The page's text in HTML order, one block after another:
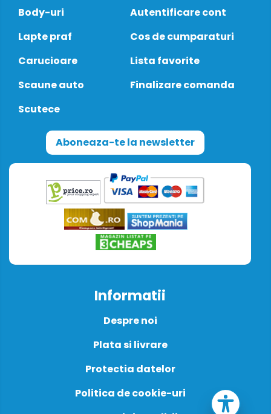
Body-uri
Lapte praf
Carucioare
Scaune auto
Scutece
Autentificare cont
Cos de cumparaturi
Lista favorite
Finalizare comanda
Aboneaza-te la newsletter
Informatii
Despre noi
Plata si livrare
Protectia datelor
Politica de cookie-uri